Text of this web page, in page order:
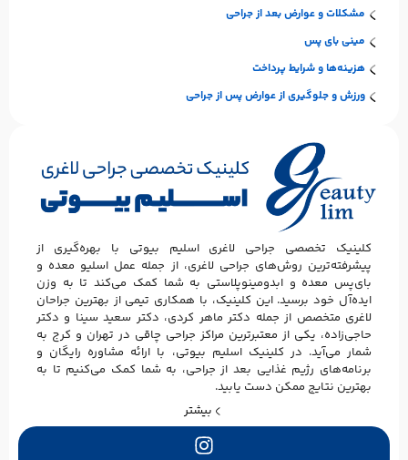
مشکلات و عوارض بعد از جراحی
مینی بای پس
هزینه‌ها و شرایط پرداخت
ورزش و جلوگیری از عوارض پس از جراحی
کلینیک تخصصی جراحی لاغری اسلیم بیوتی با بهره‌گیری از
پیشرفته‌ترین روش‌های جراحی لاغری، از جمله عمل اسلیو معده و
بای‌پس معده و ابدومینوپلاستی به شما کمک می‌کند تا به وزن
ایده‌آل خود برسید. این کلینیک، با همکاری تیمی از بهترین جراحان
لاغری متخصص از جمله دکتر ماهر کردی، دکتر سعید سینا و دکتر
حاجی‌زاده، یکی از معتبرترین مراکز جراحی چاقی در تهران و کرج به
شمار می‌آید. در کلینیک اسلیم بیوتی، با ارائه مشاوره رایگان و
برنامه‌های رژیم غذایی بعد از جراحی، به شما کمک می‌کنیم تا به
بهترین نتایج ممکن دست یابید.
بیشتر